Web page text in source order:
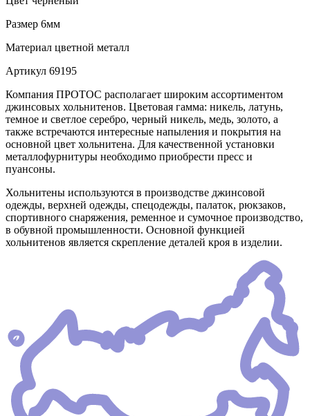
Размер 6мм
Материал цветной металл
Артикул 69195
Компания ПРОТОС располагает широким ассортиментом
джинсовых хольнитенов. Цветовая гамма: никель, латунь,
темное и светлое серебро, черный никель, медь, золото, а
также встречаются интересные напыления и покрытия на
основной цвет хольнитена. Для качественной установки
металлофурнитуры необходимо приобрести пресс и
пуансоны.
Хольнитены используются в производстве джинсовой
одежды, верхней одежды, спецодежды, палаток, рюкзаков,
спортивного снаряжения, ременное и сумочное производство,
в обувной промышленности. Основной функцией
хольнитенов является скрепление деталей кроя в изделии.